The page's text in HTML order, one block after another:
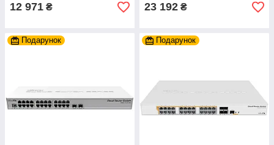
12 971 ₴ 23 192 ₴
Подарунок Подарунок